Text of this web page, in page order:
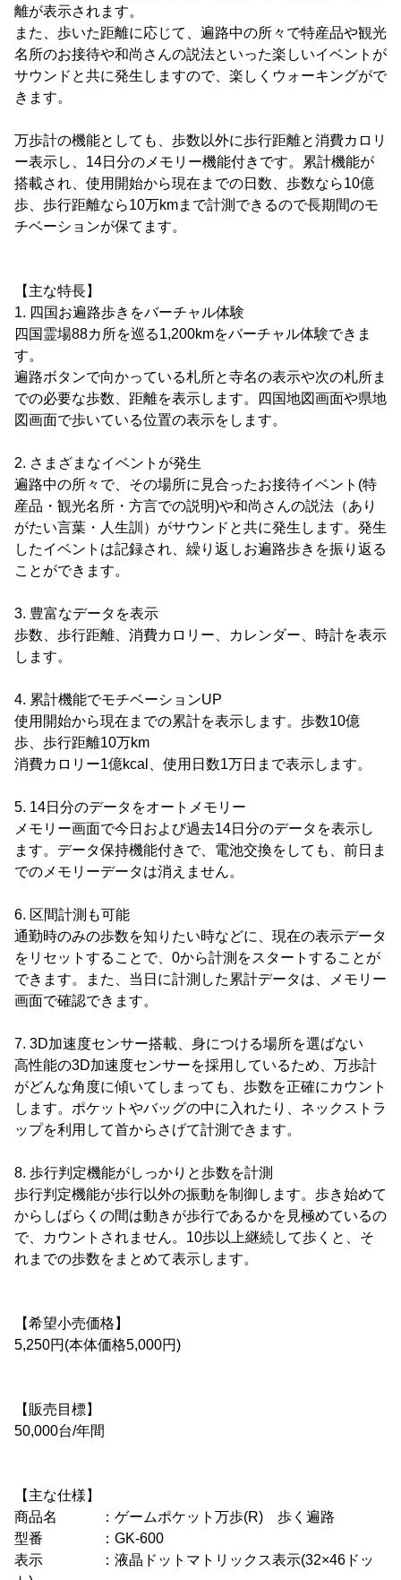
離が表示されます。
また、歩いた距離に応じて、遍路中の所々で特産品や観光
名所のお接待や和尚さんの説法といった楽しいイベントが
サウンドと共に発生しますので、楽しくウォーキングがで
きます。
万歩計の機能としても、歩数以外に歩行距離と消費カロリ
ー表示し、14日分のメモリー機能付きです。累計機能が
搭載され、使用開始から現在までの日数、歩数なら10億
歩、歩行距離なら10万kmまで計測できるので長期間のモ
チベーションが保てます。
【主な特長】
1. 四国お遍路歩きをバーチャル体験
四国霊場88カ所を巡る1,200kmをバーチャル体験できま
す。
遍路ボタンで向かっている札所と寺名の表示や次の札所ま
での必要な歩数、距離を表示します。四国地図画面や県地
図画面で歩いている位置の表示をします。
2. さまざまなイベントが発生
遍路中の所々で、その場所に見合ったお接待イベント(特
産品・観光名所・方言での説明)や和尚さんの説法（あり
がたい言葉・人生訓）がサウンドと共に発生します。発生
したイベントは記録され、繰り返しお遍路歩きを振り返る
ことができます。
3. 豊富なデータを表示
歩数、歩行距離、消費カロリー、カレンダー、時計を表示
します。
4. 累計機能でモチベーションUP
使用開始から現在までの累計を表示します。歩数10億
歩、歩行距離10万km
消費カロリー1億kcal、使用日数1万日まで表示します。
5. 14日分のデータをオートメモリー
メモリー画面で今日および過去14日分のデータを表示し
ます。データ保持機能付きで、電池交換をしても、前日ま
でのメモリーデータは消えません。
6. 区間計測も可能
通勤時のみの歩数を知りたい時などに、現在の表示データ
をリセットすることで、0から計測をスタートすることが
できます。また、当日に計測した累計データは、メモリー
画面で確認できます。
7. 3D加速度センサー搭載、身につける場所を選ばない
高性能の3D加速度センサーを採用しているため、万歩計
がどんな角度に傾いてしまっても、歩数を正確にカウント
します。ポケットやバッグの中に入れたり、ネックストラ
ップを利用して首からさげて計測できます。
8. 歩行判定機能がしっかりと歩数を計測
歩行判定機能が歩行以外の振動を制御します。歩き始めて
からしばらくの間は動きが歩行であるかを見極めているの
で、カウントされません。10歩以上継続して歩くと、そ
れまでの歩数をまとめて表示します。
【希望小売価格】
5,250円(本体価格5,000円)
【販売目標】
50,000台/年間
【主な仕様】
商品名 ：ゲームポケット万歩(R) 歩く遍路
型番 ：GK-600
表示 ：液晶ドットマトリックス表示(32×46ドッ